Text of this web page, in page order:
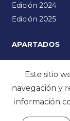
Edición 2024
Edición 2025
APARTADOS
Manifiesto
Noticias
Programa
Multimedia
Este sitio
navegación y
información